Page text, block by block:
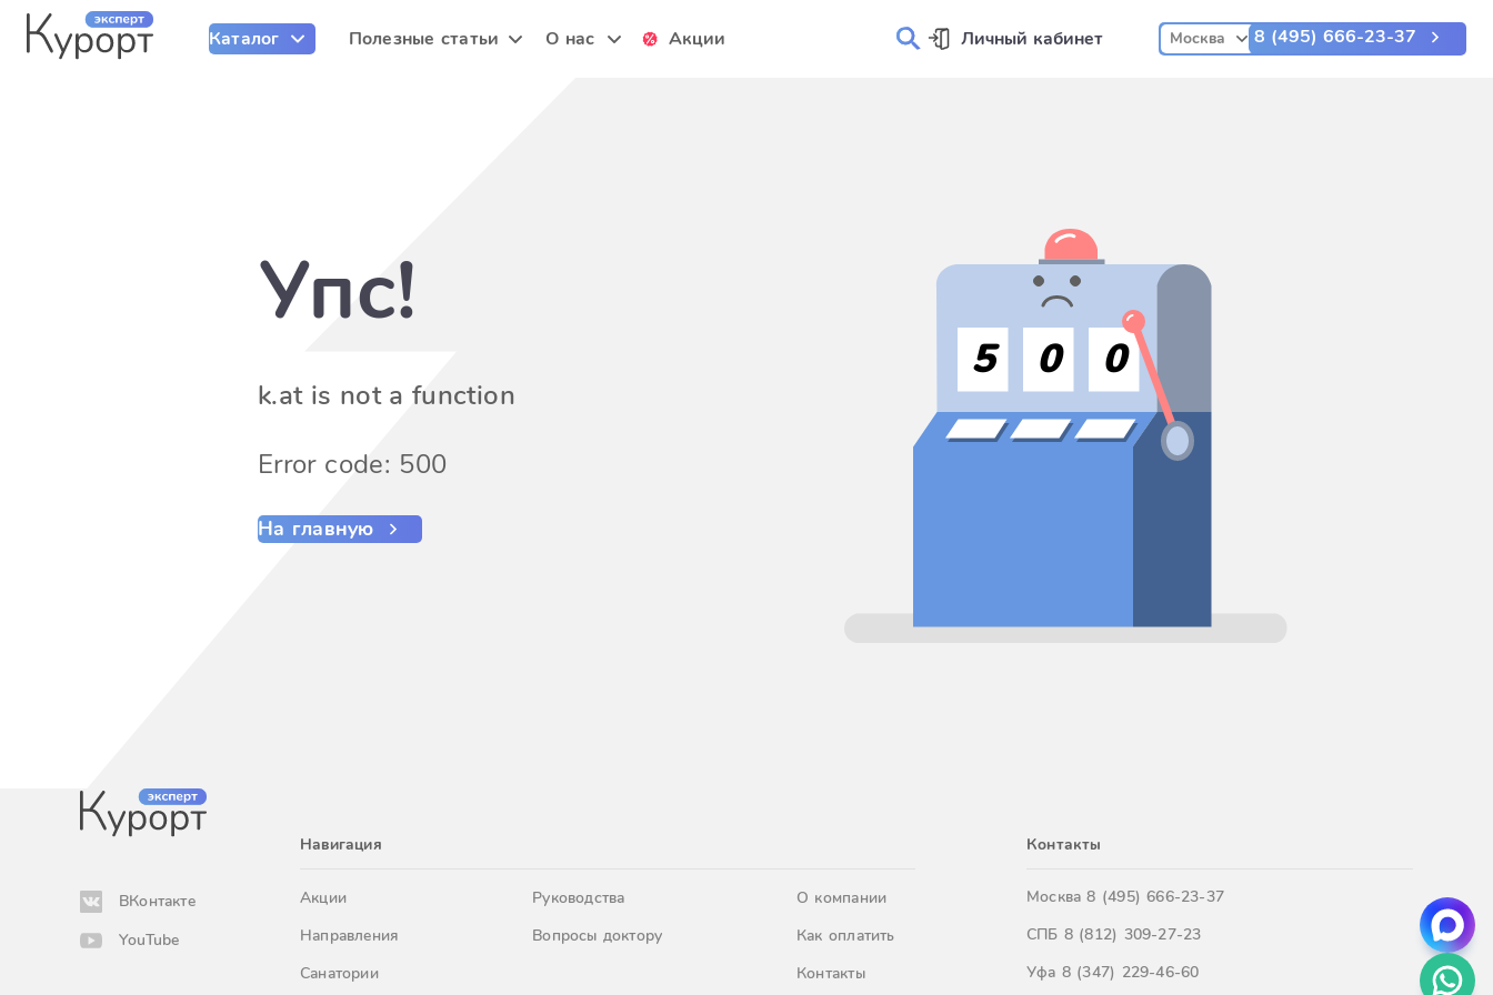
Каталог Полезные статьи О нас Акции Личный кабинет Москва 8 (495) 666-23-37
Упс!
k.at is not a function
Error code: 500
На главную
5 0 0
ВКонтакте
YouTube
Навигация
Акции
Направления
Санатории
Руководства
Вопросы доктору
О компании
Как оплатить
Контакты
Контакты
Москва8 (495) 666-23-37
СПБ 8 (812) 309-27-23
Уфа 8 (347) 229-46-60